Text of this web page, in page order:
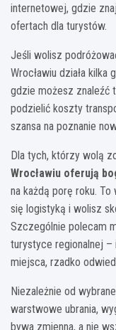
internetowej, gdzie
ofertach dla turystów.
Jeśli wolisz
Wrocławiu działa kilka
gdzie możesz znaleźć
podzielić koszty
szansa na poznanie
Dla tych, którzy wolą
Wrocławiu oferują
na każdą porę roku.
się logistyką i wolisz
Szczególnie polecam
turystyce regionalnej
miejsca, rzadko
Niezależnie od
warstwowe ubrania,
bywa zmienna, a nie